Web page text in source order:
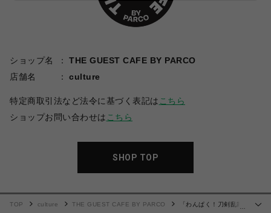
ショップ名
THE GUEST CAFE BY PARCO
店舗名
culture
特定商取引法など法令に基づく表記は こちら
ショップお問い合わせは こちら
SHOP TOP
TOP culture THE GUEST CAFE BY PARCO
「わんぱく！刀剣乱舞